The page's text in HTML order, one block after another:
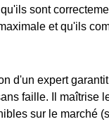
sont
et qu'ils
d'un expert
faille. Il maîtrise
sur le marché